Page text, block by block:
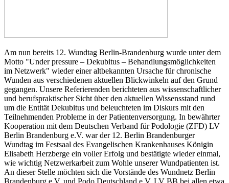
Am nun bereits 12. Wundtag Berlin-Brandenburg wurde unter dem
Motto "Under pressure – Dekubitus – Behandlungsmöglichkeiten
im Netzwerk" wieder einer altbekannten Ursache für chronische
Wunden aus verschiedenen aktuellen Blickwinkeln auf den Grund
gegangen. Unsere Referierenden berichteten aus wissenschaftlicher
und berufspraktischer Sicht über den aktuellen Wissensstand rund
um die Entität Dekubitus und beleuchteten im Diskurs mit den
Teilnehmenden Probleme in der Patientenversorgung. In bewährter
Kooperation mit dem Deutschen Verband für Podologie (ZFD) LV
Berlin Brandenburg e.V. war der 12. Berlin Brandenburger
Wundtag im Festsaal des Evangelischen Krankenhauses Königin
Elisabeth Herzberge ein voller Erfolg und bestätigte wieder einmal,
wie wichtig Netzwerkarbeit zum Wohle unserer Wundpatienten ist.
An dieser Stelle möchten sich die Vorstände des Wundnetz Berlin